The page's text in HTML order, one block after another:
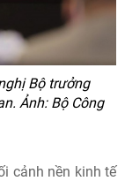
Bộ trưởng
Ảnh: Bộ Công
cảnh nền kinh tế